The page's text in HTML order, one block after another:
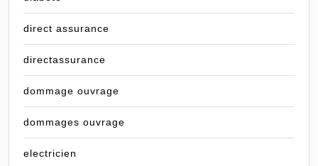
direct assurance
directassurance
dommage ouvrage
dommages ouvrage
electricien